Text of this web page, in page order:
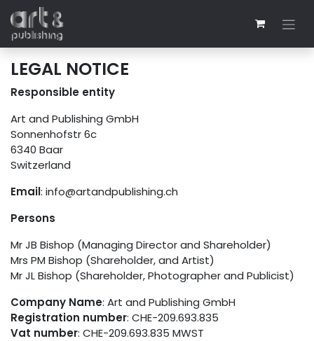
Zum Inhalt springen
LEGAL NOTICE
Responsible entity
Art and Publishing GmbH
Sonnenhofstr 6c
6340 Baar
Switzerland
Email: info@artandpublishing.ch
Persons
Mr JB Bishop (Managing Director and Shareholder)
Mrs PM Bishop (Shareholder, and Artist)
Mr JL Bishop (Shareholder, Photographer and Publicist)
Company Name: Art and Publishing GmbH
Registration number: CHE-209.693.835
Vat number: CHE-209.693.835 MWST